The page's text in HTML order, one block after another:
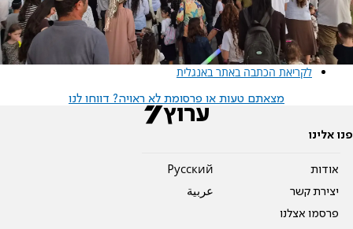
לקריאת הכתבה באתר באנגלית
מצאתם טעות או פרסומת לא ראויה? דווחו לנו
פנו אלינו
אודות
יצירת קשר
פרסמו אצלנו
Pусский
عربية